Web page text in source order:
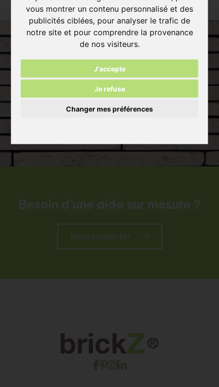
vous montrer un contenu personnalisé et des
publicités ciblées, pour analyser le trafic de
notre site et pour comprendre la provenance
de nos visiteurs.
J'accepte
Je refuse
Changer mes préférences
Besoin d'une aide sur mesure ?
Nous contacter